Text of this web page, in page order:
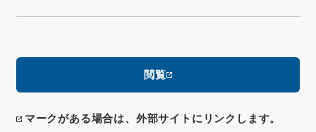
閲覧
マークがある場合は、外部サイトにリンクします。